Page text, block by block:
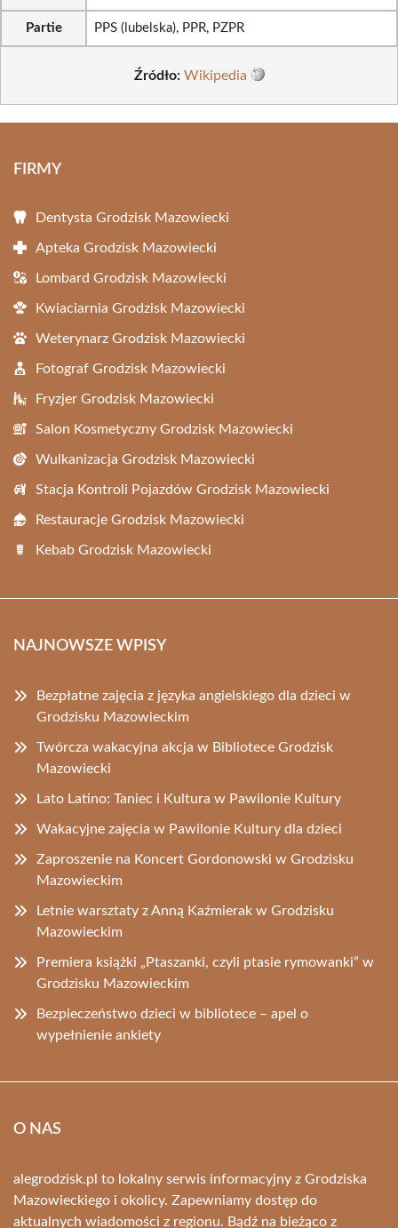
Partie PPS (lubelska), PPR, PZPR
Źródło: Wikipedia
FIRMY
Dentysta Grodzisk Mazowiecki
Apteka Grodzisk Mazowiecki
Lombard Grodzisk Mazowiecki
Kwiaciarnia Grodzisk Mazowiecki
Weterynarz Grodzisk Mazowiecki
Fotograf Grodzisk Mazowiecki
Fryzjer Grodzisk Mazowiecki
Salon Kosmetyczny Grodzisk Mazowiecki
Wulkanizacja Grodzisk Mazowiecki
Stacja Kontroli Pojazdów Grodzisk Mazowiecki
Restauracje Grodzisk Mazowiecki
Kebab Grodzisk Mazowiecki
NAJNOWSZE WPISY
Bezpłatne zajęcia z języka angielskiego dla dzieci w
Grodzisku Mazowieckim
Twórcza wakacyjna akcja w Bibliotece Grodzisk
Mazowiecki
Lato Latino: Taniec i Kultura w Pawilonie Kultury
Wakacyjne zajęcia w Pawilonie Kultury dla dzieci
Zaproszenie na Koncert Gordonowski w Grodzisku
Mazowieckim
Letnie warsztaty z Anną Kaźmierak w Grodzisku
Mazowieckim
Premiera książki „Ptaszanki, czyli ptasie rymowanki” w
Grodzisku Mazowieckim
Bezpieczeństwo dzieci w bibliotece – apel o
wypełnienie ankiety
O NAS
alegrodzisk.pl to lokalny serwis informacyjny z Grodziska
Mazowieckiego i okolicy. Zapewniamy dostęp do
aktualnych wiadomości z regionu. Bądź na bieżąco z